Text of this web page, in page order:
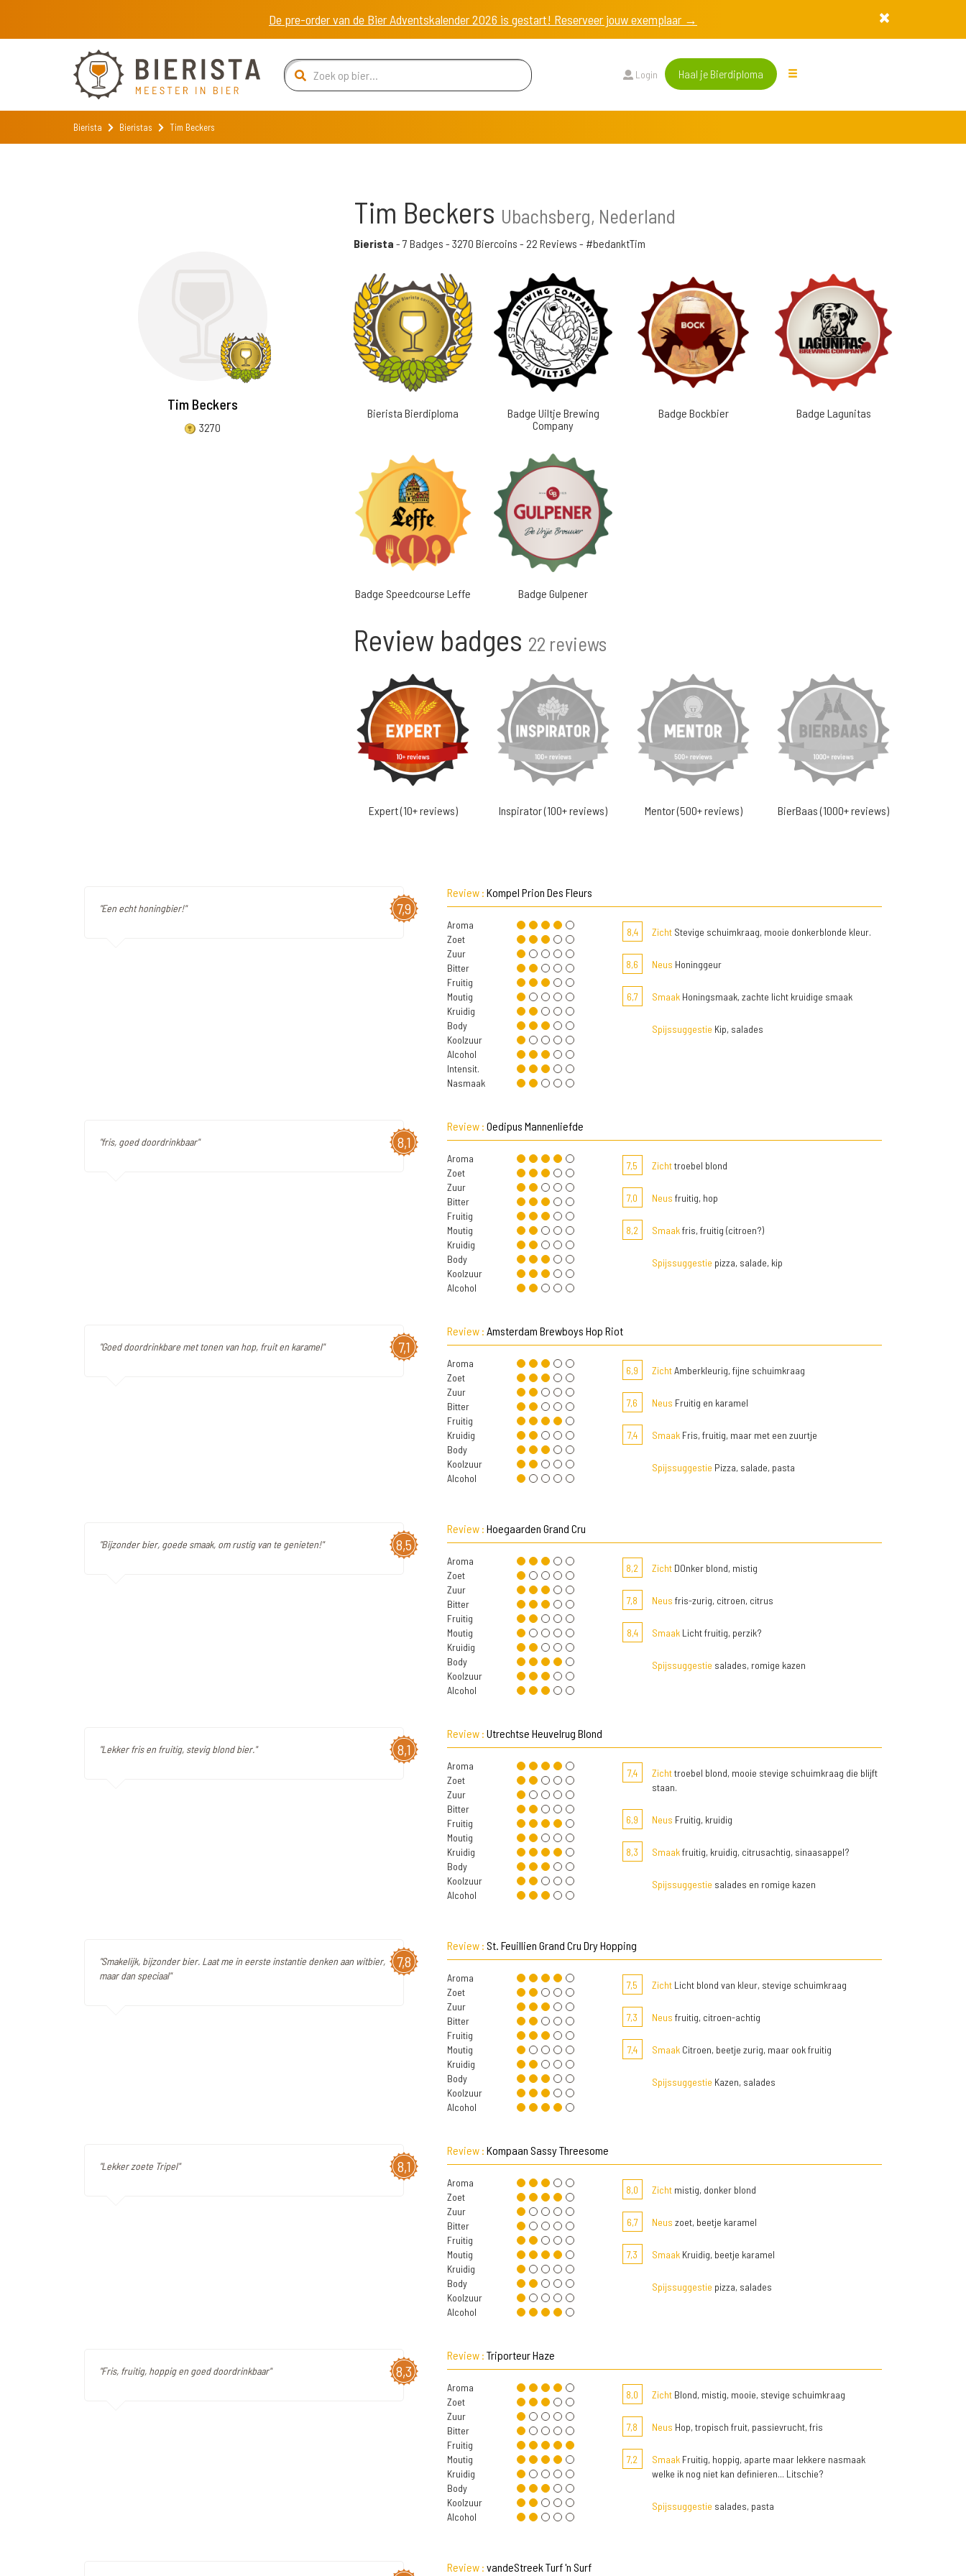
De pre-order van de Bier Adventskalender 2026 is gestart! Reserveer jouw exemplaar →
Login Haal je Bierdiploma
Bierista Bieristas Tim Beckers
Tim Beckers
3270
Tim Beckers Ubachsberg, Nederland
Bierista - 7 Badges - 3270 Biercoins - 22 Reviews - #bedanktTim
Bierista Bierdiploma
Badge Uiltje Brewing
Company
Badge Bockbier Badge Lagunitas
Badge Speedcourse Leffe Badge Gulpener
Review badges 22 reviews
Expert (10+ reviews) Inspirator (100+ reviews) Mentor (500+ reviews) BierBaas (1000+ reviews)
7,9
"Een echt honingbier!"
Review : Kompel Prion Des Fleurs
Aroma
Zoet
Zuur
Bitter
Fruitig
Moutig
Kruidig
Body
Koolzuur
Alcohol
Intensit.
Nasmaak
8,4 ZichtStevige schuimkraag, mooie donkerblonde kleur.
8,6 Neus Honinggeur
6,7 SmaakHoningsmaak, zachte licht kruidige smaak
Spijssuggestie Kip, salades
8,1
"fris, goed doordrinkbaar"
Review : Oedipus Mannenliefde
Aroma
Zoet
Zuur
Bitter
Fruitig
Moutig
Kruidig
Body
Koolzuur
Alcohol
7,5 Zichttroebel blond
7,0 Neus fruitig, hop
8,2 Smaakfris, fruitig (citroen?)
Spijssuggestie pizza, salade, kip
7,1
"Goed doordrinkbare met tonen van hop, fruit en karamel"
Review : Amsterdam Brewboys Hop Riot
Aroma
Zoet
Zuur
Bitter
Fruitig
Kruidig
Body
Koolzuur
Alcohol
6,9 ZichtAmberkleurig, fijne schuimkraag
7,6 Neus Fruitig en karamel
7,4 SmaakFris, fruitig, maar met een zuurtje
Spijssuggestie Pizza, salade, pasta
8,5
"Bijzonder bier, goede smaak, om rustig van te genieten!"
Review : Hoegaarden Grand Cru
Aroma
Zoet
Zuur
Bitter
Fruitig
Moutig
Kruidig
Body
Koolzuur
Alcohol
8,2 ZichtDOnker blond, mistig
7,8 Neus fris-zurig, citroen, citrus
8,4 SmaakLicht fruitig, perzik?
Spijssuggestie salades, romige kazen
8,1
"Lekker fris en fruitig, stevig blond bier."
Review : Utrechtse Heuvelrug Blond
Aroma
Zoet
Zuur
Bitter
Fruitig
Moutig
Kruidig
Body
Koolzuur
Alcohol
7,4 Zichttroebel blond, mooie stevige schuimkraag die blijft
staan.
6,9 Neus Fruitig, kruidig
8,3 Smaakfruitig, kruidig, citrusachtig, sinaasappel?
Spijssuggestie salades en romige kazen
7,8
"Smakelijk, bijzonder bier. Laat me in eerste instantie denken aan witbier,
maar dan speciaal"
Review : St. Feuillien Grand Cru Dry Hopping
Aroma
Zoet
Zuur
Bitter
Fruitig
Moutig
Kruidig
Body
Koolzuur
Alcohol
7,5 ZichtLicht blond van kleur, stevige schuimkraag
7,3 Neus fruitig, citroen-achtig
7,4 SmaakCitroen, beetje zurig, maar ook fruitig
Spijssuggestie Kazen, salades
8,1
"Lekker zoete Tripel"
Review : Kompaan Sassy Threesome
Aroma
Zoet
Zuur
Bitter
Fruitig
Moutig
Kruidig
Body
Koolzuur
Alcohol
8,0 Zichtmistig, donker blond
6,7 Neus zoet, beetje karamel
7,3 SmaakKruidig, beetje karamel
Spijssuggestie pizza, salades
8,3
"Fris, fruitig, hoppig en goed doordrinkbaar"
Review : Triporteur Haze
Aroma
Zoet
Zuur
Bitter
Fruitig
Moutig
Kruidig
Body
Koolzuur
Alcohol
8,0 ZichtBlond, mistig, mooie, stevige schuimkraag
7,8 Neus Hop, tropisch fruit, passievrucht, fris
7,2 SmaakFruitig, hoppig, aparte maar lekkere nasmaak
welke ik nog niet kan definieren... Litschie?
Spijssuggestie salades, pasta
Review : vandeStreek Turf 'n Surf